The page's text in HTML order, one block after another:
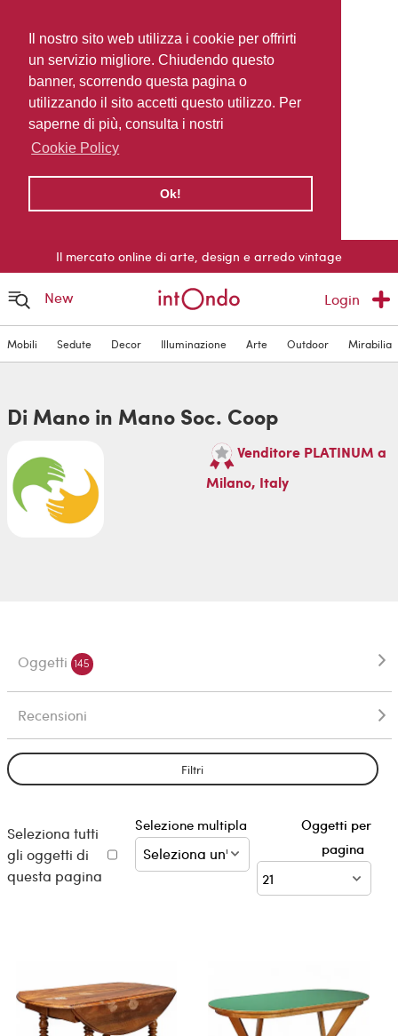
Il nostro sito web utilizza i cookie per offrirti
un servizio migliore. Chiudendo questo
banner, scorrendo questa pagina o
utilizzando il sito accetti questo utilizzo. Per
saperne di più, consulta i nostri
Cookie Policy
Ok!
Il mercato online di arte, design e arredo vintage
New Login
Mobili Sedute Decor Illuminazione Arte Outdoor Mirabilia
Di Mano in Mano Soc. Coop
Venditore PLATINUM a
Milano, Italy
Oggetti 145
Recensioni
Filtri
Seleziona tutti
gli oggetti di
questa pagina
Selezione multipla
Oggetti per
pagina